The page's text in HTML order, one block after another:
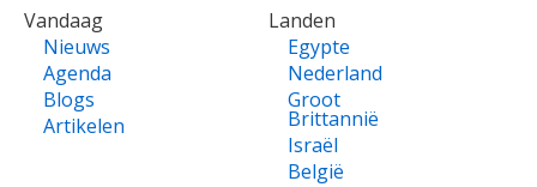
VOET
Vandaag
Nieuws
Agenda
Blogs
Artikelen
Landen
Egypte
Nederland
Groot
Brittannië
Israël
België